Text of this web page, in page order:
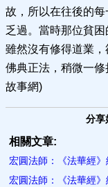
故，所以在往後的
乏過。當時那位貧
雖然沒有修得道業
佛典正法，稍微一
故事網)
分享
相關文章:
宏圓法師：《法華經
宏圓法師：《法華經